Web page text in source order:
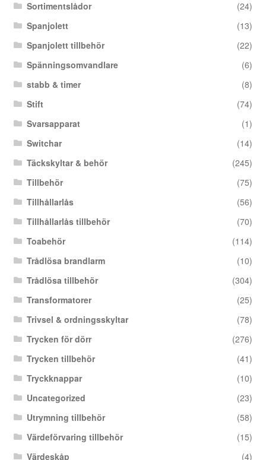
Sortimentslådor
(24)
Spanjolett
(13)
Spanjolett tillbehör
(22)
Spänningsomvandlare
(6)
stabb & timer
(8)
Stift
(74)
Svarsapparat
(1)
Switchar
(14)
Täckskyltar & behör
(245)
Tillbehör
(75)
Tillhållarlås
(56)
Tillhållarlås tillbehör
(70)
Toabehör
(114)
Trådlösa brandlarm
(10)
Trådlösa tillbehör
(304)
Transformatorer
(25)
Trivsel & ordningsskyltar
(78)
Trycken för dörr
(276)
Trycken tillbehör
(41)
Tryckknappar
(10)
Uncategorized
(23)
Utrymning tillbehör
(58)
Värdeförvaring tillbehör
(15)
Värdeskåp
(4)